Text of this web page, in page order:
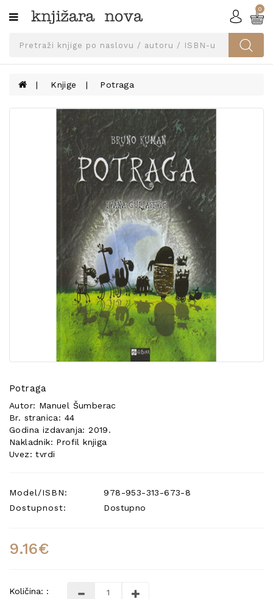
Kategorije
SVEUČILIŠNA
UDŽBENICI
KNJIGE
PRIBOR
0
Knjige Potraga
Potraga
Autor: Manuel Šumberac
Br. stranica: 44
Godina izdavanja: 2019.
Nakladnik: Profil knjiga
Uvez: tvrdi
Model/ISBN:
978-953-313-673-8
Dostupnost:
Dostupno
9.16€
Količina: :